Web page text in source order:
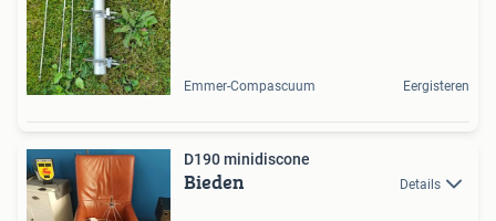
Emmer-Compascuum Eergisteren
D190 minidiscone
Bieden Details